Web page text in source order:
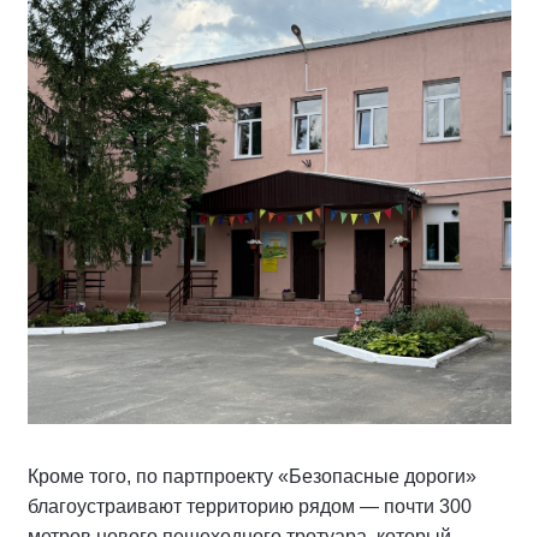
Кроме того, по партпроекту «Безопасные дороги»
благоустраивают территорию рядом — почти 300